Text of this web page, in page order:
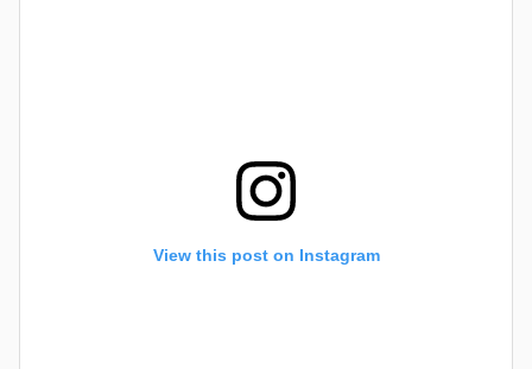
View this post on Instagram